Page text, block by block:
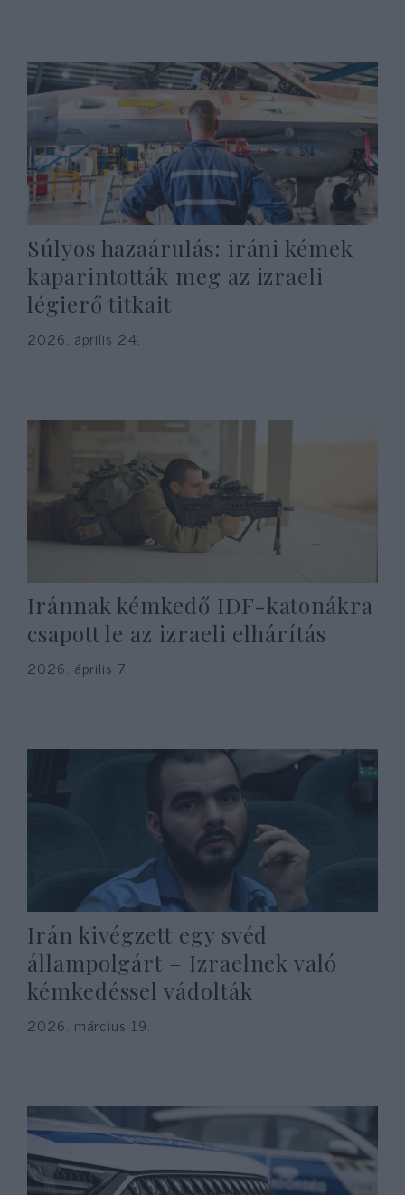
Súlyos hazaárulás: iráni kémek
kaparintották meg az izraeli
légierő titkait
2026. április 24.
Iránnak kémkedő IDF-katonákra
csapott le az izraeli elhárítás
2026. április 7.
Irán kivégzett egy svéd
állampolgárt – Izraelnek való
kémkedéssel vádolták
2026. március 19.